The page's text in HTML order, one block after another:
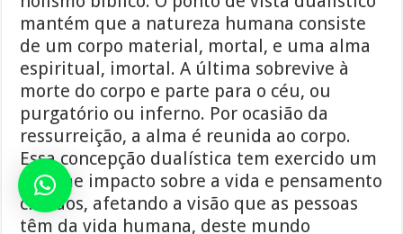
mantém que a natureza humana consiste
de um corpo material, mortal, e uma alma
espiritual, imortal. A última sobrevive à
morte do corpo e parte para o céu, ou
purgatório ou inferno. Por ocasião da
ressurreição, a alma é reunida ao corpo.
Essa concepção dualística tem exercido um
enorme impacto sobre a vida e pensamento
cristãos, afetando a visão que as pessoas
têm da vida humana, deste mundo